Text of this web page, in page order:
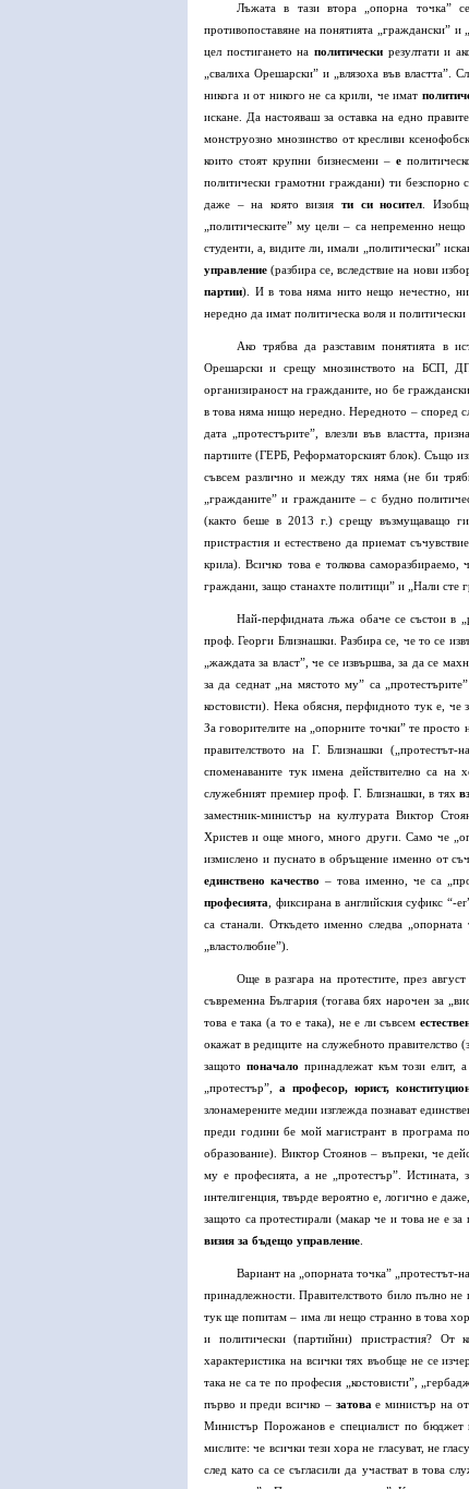
Лъжата в тази втора „опорна точка”
противопоставяне на понятията „граждански” и
цел постигането наполитически резултати и
„свалиха Орешарски” и „влязоха във
никога и от никого не са крили, че имат
искане. Да настояваш за оставка на едно
монструозно мнозинство от кресливи
които стоят крупни бизнесмени –е
политически грамотни граждани) ти безспорно
даже – на която визия ти си носител .
„политическите” му цели – са непременно
студенти, а, видите ли, имали „политически”
управление (разбира се, вследствие на нови
партии). И в това няма нито нещо нечестно,
нередно да имат политическа воля и политически
Ако трябва да разставим понятията в
Орешарски и срещу мнозинството на БСП,
организираност на гражданите, но бе
в това няма нищо нередно. Нередното – според
дата „протестърите”, влезли във властта,
партиите (ГЕРБ, Реформаторският блок). Също
съвсем различно и между тях няма (не би
„гражданите” и гражданите – с будно
(както беше в 2013 г.) срещу възмущаващо ги
пристрастия и естествено да приемат
крила). Всичко това е толкова
граждани, защо станахте политици” и „Нали сте
Най-перфидната лъжа обаче се състои в
проф. Георги Близнашки. Разбира се, че то се
„жаждата за власт”, че се извършва, за да се
за да седнат „на мястото му” са
костовисти). Нека обясня, перфидното тук е, че
За говорителите на „опорните точки” те просто
правителството на Г. Близнашки („протестът-
споменаваните тук имена действително са на
служебният премиер проф. Г. Близнашки, в тях
заместник-министър на културата Виктор
Христев и още много, много други. Само че
измислено и пуснато в обръщение именно от
единствено качество – това именно, че са
професията , фиксирана в английския суфикс “-
са станали. Откъдето именно следва „опорната
„властолюбие”).
Още в разгара на протестите, през
съвременна България (тогава бях нарочен за
това е така (а то е така), не е ли съвсем
окажат в редиците на служебното правителство
защото поначало принадлежат към този елит,
„протестър”, а професор, юрист,
злонамерените медии изглежда познават
преди години бе мой магистрант в програма
образование). Виктор Стоянов – въпреки, че
му е професията, а не „протестър”. Истината,
интелигенция, твърде вероятно е, логично е
защото са протестирали (макар че и това не е
визия за бъдещо управление
Вариант на „опорната точка” „протестът-
принадлежности. Правителството било пълно
тук ще попитам – има ли нещо странно в това
и политически (партийни) пристрастия? От
характеристика на всички тях въобще не се
така не са те по професия „костовисти”,
първо и преди всичко – затова е министър на
Министър Порожанов е специалист по бюджет
мислите: че всички тези хора не гласуват, не
след като са се съгласили да участват в това